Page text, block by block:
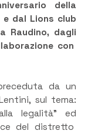
della
dal Lions club
Raudino, dagli
con
da un
sul tema:
legalità” ed
del distretto